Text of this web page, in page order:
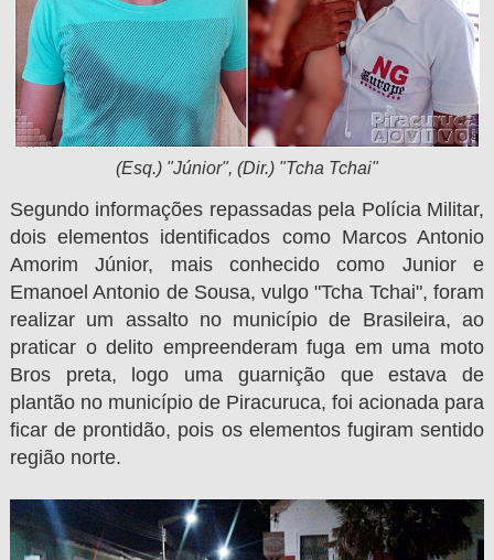
(Esq.) "Júnior", (Dir.) "Tcha Tchai"
Segundo informações repassadas pela Polícia Militar,
dois elementos identificados como Marcos Antonio
Amorim Júnior, mais conhecido como Junior e
Emanoel Antonio de Sousa, vulgo "Tcha Tchai", foram
realizar um assalto no município de Brasileira, ao
praticar o delito empreenderam fuga em uma moto
Bros preta, logo uma guarnição que estava de
plantão no município de Piracuruca, foi acionada para
ficar de prontidão, pois os elementos fugiram sentido
região norte.